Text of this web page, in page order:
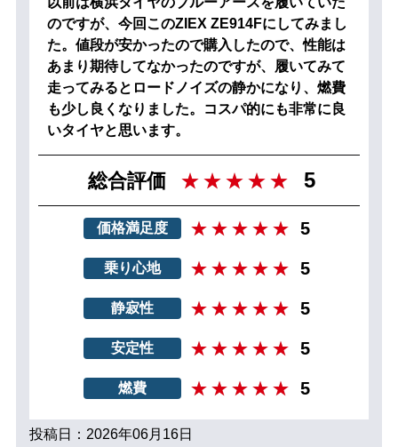
のですが、今回このZIEX ZE914Fにしてみまし
た。値段が安かったので購入したので、性能は
あまり期待してなかったのですが、履いてみて
走ってみるとロードノイズの静かになり、燃費
も少し良くなりました。コスパ的にも非常に良
いタイヤと思います。
総合評価 5
価格満足度 5
乗り心地 5
静寂性 5
安定性 5
燃費 5
投稿日：2026年06月16日